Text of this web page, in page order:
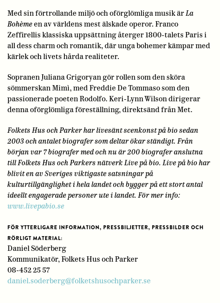
Med sin förtrollande miljö och oförglömliga musik ärLa
Bohèmeen av världens mest älskade operor. Franco
Zeffirellis klassiska uppsättning återger 1800-talets Paris i
all dess charm och romantik, där unga bohemer kämpar med
kärlek och livets hårda realiteter.
Sopranen Juliana Grigoryan gör rollen som den sköra
sömmerskan Mimì, med Freddie De Tommaso som den
passionerade poeten Rodolfo. Keri-Lynn Wilson dirigerar
denna oförglömliga föreställning, direktsänd från Met.
Folkets Hus och Parker har livesänt scenkonst på bio sedan
2003 och antalet biografer som deltar ökar ständigt. Från
början var 7 biografer med och nu är 200 biografer anslutna
till Folkets Hus och Parkers nätverk Live på bio. Live på bio har
blivit en av Sveriges viktigaste satsningar på
kulturtillgänglighet i hela landet och bygger på ett stort antal
ideellt engagerade personer ute i landet. För mer info:
www.livepabio.se
FÖR YTTERLIGARE INFORMATION, PRESSBILJETTER, PRESSBILDER OCH
RÖRLIGT MATERIAL:
Daniel Söderberg
Kommunikatör, Folkets Hus och Parker
08-452 25 57
daniel.soderberg@folketshusochparker.se